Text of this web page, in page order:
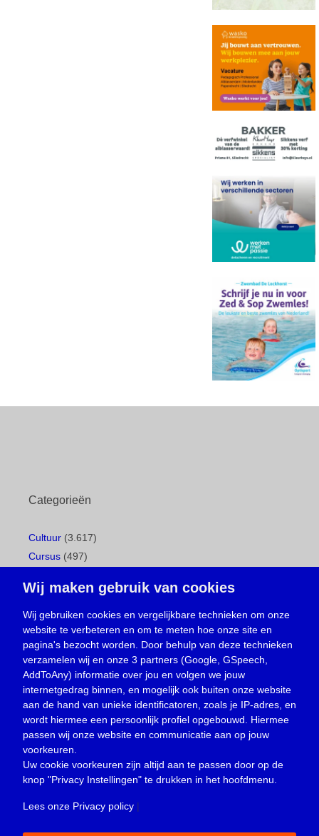
Categorieën
Cultuur (3.617)
Cursus (497)
Gemeentepagina(104)
Ingezonden brief(538)
Media(156)
Nieuws (23.329)
Oproep(734)
Overlijden(39)
Podcast(18)
prijsvraag (5)
Religie (1.438)
Service(226)
Wij maken gebruik van cookies
Wij gebruiken cookies en vergelijkbare technieken om onze
website te verbeteren en om te meten hoe onze site en
pagina's bezocht worden. Door behulp van deze technieken
verzamelen wij en onze 3 partners (Google, GSpeech,
AddToAny) informatie over jou en volgen we jouw
internetgedrag binnen, en mogelijk ook buiten onze website
aan de hand van unieke identificatoren, zoals je IP-adres, en
wordt hiermee een persoonlijk profiel opgebouwd. Hiermee
passen wij onze website en communicatie aan op jouw
voorkeuren.
Uw cookie voorkeuren zijn altijd aan te passen door op de
knop "Privacy Instellingen" te drukken in het hoofdmenu.
Lees onze Privacy policy |